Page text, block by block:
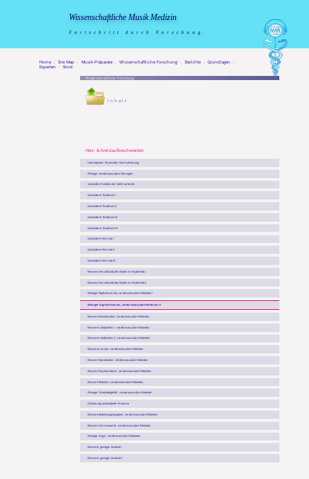
Wissenschaftliche Musik Medizin
Fortschritt durch Forschung
Home | Site Map | Musik-Präparate | Wissenschaftliche Forschung | Berichte | Grundlagen |
Experten | Store
Wissenschaftliche Forschung
Inhalt
Herz- & Kreis­lauf­be­schwer­den
Hämodynam. Parameter, Normalisierung
Weniger zerebrovasculäre Störungen
Gesündere Funktion der Gehirnarterien
Gesünderer Blutdruck I
Gesünderer Blutdruck II
Gesünderer Blutdruck III
Gesünderer Blutdruck IV
Gesündere Herzrate I
Gesündere Herzrate II
Gesündere Herzrate III
Bessere Herzaktivität des Kindes im Mutterleib I
Bessere Herzaktivität des Kindes im Mutterleib II
Weniger Kopfschmerzen, zerebrovasculäre Patienten I
Weniger Kopfschmerzen, zerebrovasculäre Patienten II
Bessere Konzentration - zerebrovasculäre Patienten
Besseres Gedächtnis I - zerebrovasculäre Patienten
Besseres Gedächtnis II - zerebrovasculäre Patienten
Besseres Lernen - zerebrovasculäre Patienten
Bessere Koordination - zerebrovasculäre Patienten
Bessere Psychomotorik - zerebrovasculäre Patienten
Bessere Reaktion - zerebrovasculäre Patienten
Weniger Schwindelgefühl - zerebrovasculäre Patienten
Aktivierung antioxidanter Prozesse
Bessere Reaktionsgenauigkeit - zerebrovasculäre Patienten
Bessere Hormonwerte - zerebrovasculäre Patienten
Weniger Angst - zerebrovasculäre Patienten
Besserer geistiger Zustand I
Besserer geistiger Zustand II